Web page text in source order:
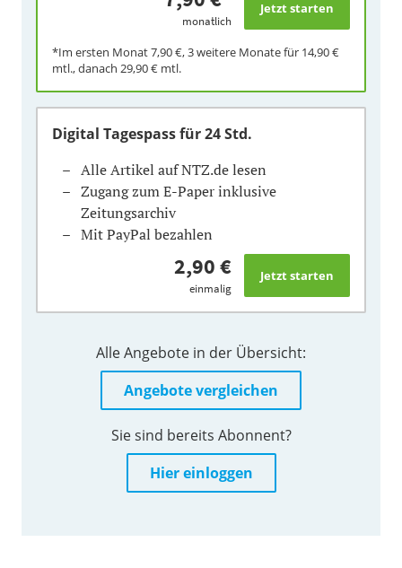
monatlich
*Im ersten Monat7,90 €, 3 weitere Monate für 14,90 €
mtl., danach 29,90 € mtl.
Digital Tagespassfür 24 Std.
Alle Artikel auf NTZ.de lesen
Zugang zum E-Paper inklusive
Zeitungsarchiv
Mit PayPal bezahlen
2,90 €
einmalig
Alle Angebote in der Übersicht:
Angebote vergleichen
Sie sind bereits Abonnent?
Hier einloggen